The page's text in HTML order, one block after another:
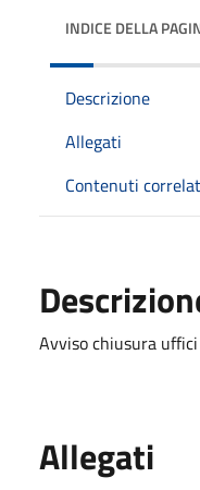
INDICE DELLA
Descrizione
Allegati
Contenuti
Avviso chiusura
Allegati